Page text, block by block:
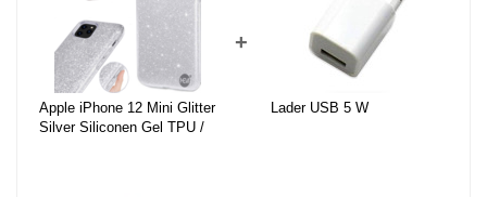
Apple iPhone 12 Mini Glitter
Silver Siliconen Gel TPU /
+
Lader USB 5 W